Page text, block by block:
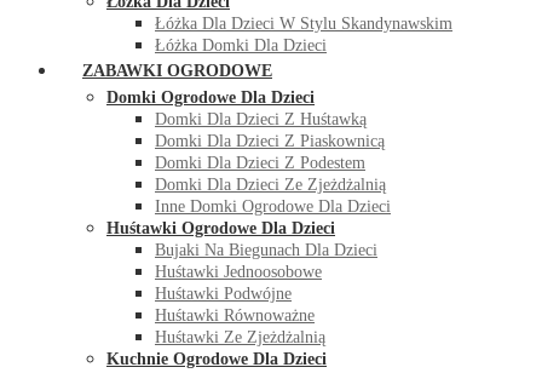
Łóżka Dla Dzieci W Stylu Skandynawskim
Łóżka Domki Dla Dzieci
ZABAWKI OGRODOWE
Domki Ogrodowe Dla Dzieci
Domki Dla Dzieci Z Huśtawką
Domki Dla Dzieci Z Piaskownicą
Domki Dla Dzieci Z Podestem
Domki Dla Dzieci Ze Zjeżdżalnią
Inne Domki Ogrodowe Dla Dzieci
Huśtawki Ogrodowe Dla Dzieci
Bujaki Na Biegunach Dla Dzieci
Huśtawki Jednoosobowe
Huśtawki Podwójne
Huśtawki Równoważne
Huśtawki Ze Zjeżdżalnią
Kuchnie Ogrodowe Dla Dzieci